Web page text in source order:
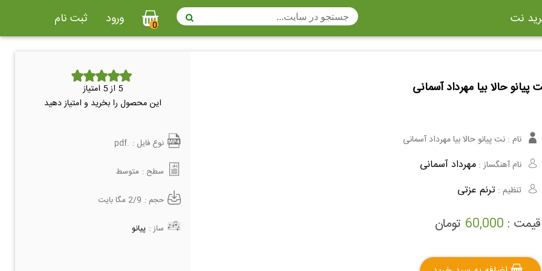
نت
سه تار
گلوکن اشپیل ویبرافون
نی هفت بند وکال
ویولا
ثبت نام ورود 0
پیانو حالا بیا مهرداد آسمانی
نام : نت پیانو حالا بیا مهرداد آسمانی
نام آهنگساز : مهرداد آسمانی
تنظیم : ترنم عزتی
قیمت : 60,000 تومان
5 از 5 امتیاز
این محصول را بخرید و امتیاز دهید
نوع فایل : .pdf
سطح : متوسط
حجم : 2/9 مگا بایت
ساز : پیانو